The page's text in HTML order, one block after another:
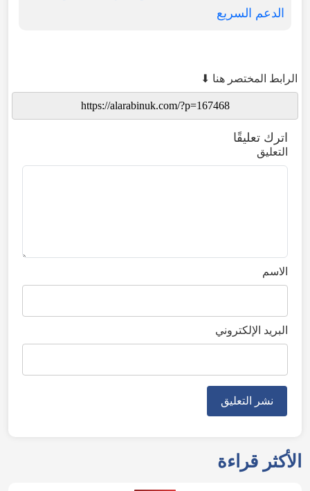
الدعم السريع
الرابط المختصر هنا ⬇
اترك تعليقًا
التعليق
الاسم
البريد الإلكتروني
الأكثر قراءة